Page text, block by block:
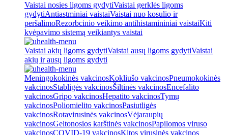
Vaistai nosies ligoms gydytiVaistai gerklės ligoms
gydytiAntiastminiai vaistaiVaistai nuo kosulio ir
peršalimoRezorbcinio veikimo antihistamininiai vaistaiKiti
kvėpavimo sistemą veikiantys vaistai
Vaistai akių ligoms gydytiVaistai ausų ligoms gydytiVaistai
akių ir ausų ligoms gydyti
Meningokokinės vakcinosKokliušo vakcinosPneumokokinės
vakcinosStabligės vakcinosŠiltinės vakcinosEncefalito
vakcinosGripo vakcinosHepatito vakcinosTymų
vakcinosPoliomielito vakcinosPasiutligės
vakcinosRotavirusinės vakcinosVėjaraupių
vakcinosGeltonosios karštinės vakcinosPapilomos viruso
vakcinosCOVID-19 vakcinosKitos virusinės vakcinos